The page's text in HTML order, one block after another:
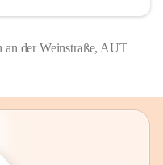
an der Weinstraße, AUT